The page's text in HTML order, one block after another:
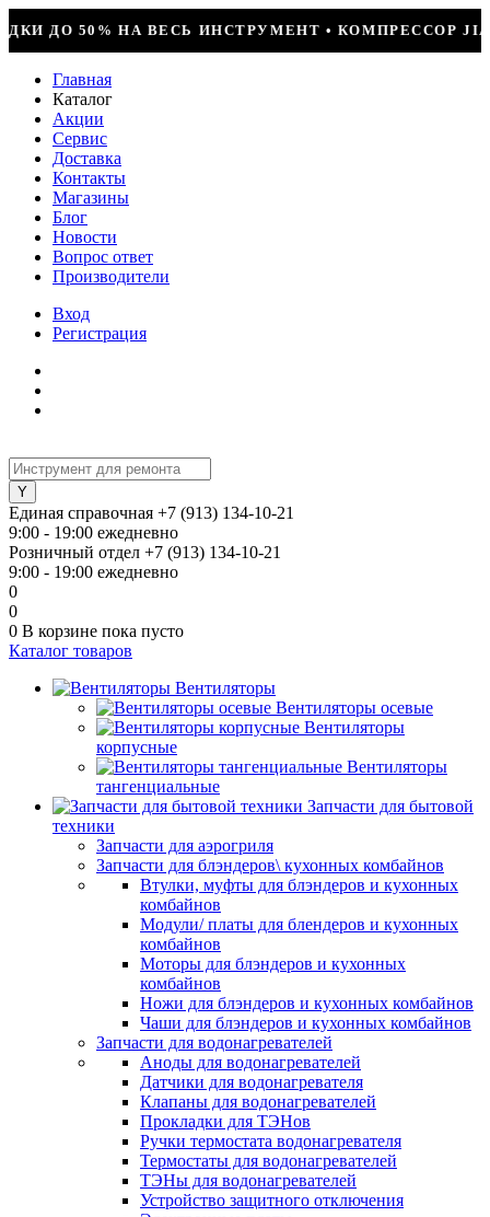
• КОМПРЕССОР JIAXIPERA T1114YB, 170ВТ, R-
Главная
Каталог
Акции
Сервис
Доставка
Контакты
Магазины
Блог
Новости
Вопрос ответ
Производители
Вход
Регистрация
Единая справочная +7 (913) 134-10-21
9:00 - 19:00 ежедневно
Розничный отдел +7 (913) 134-10-21
9:00 - 19:00 ежедневно
0
0
0 В корзине пока пусто
Каталог товаров
Вентиляторы
Вентиляторы осевые
Вентиляторы
корпусные
Вентиляторы
тангенциальные
Запчасти для бытовой
техники
Запчасти для аэрогриля
Запчасти для блэндеров\ кухонных комбайнов
Втулки, муфты для блэндеров и кухонных
комбайнов
Модули/ платы для блендеров и кухонных
комбайнов
Моторы для блэндеров и кухонных
комбайнов
Ножи для блэндеров и кухонных комбайнов
Чаши для блэндеров и кухонных комбайнов
Запчасти для водонагревателей
Аноды для водонагревателей
Датчики для водонагревателя
Клапаны для водонагревателей
Прокладки для ТЭНов
Ручки термостата водонагревателя
Термостаты для водонагревателей
ТЭНы для водонагревателей
Устройство защитного отключения